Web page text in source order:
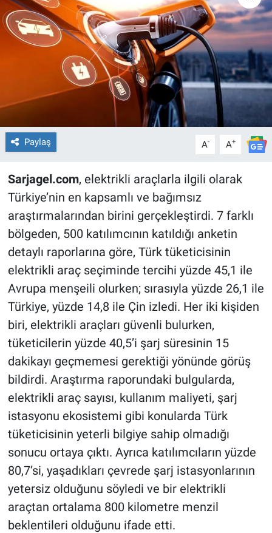
Paylaş A- A+
Sarjagel.com, elektrikli araçlarla ilgili olarak
Türkiye’nin en kapsamlı ve bağımsız
araştırmalarından birini gerçekleştirdi. 7 farklı
bölgeden, 500 katılımcının katıldığı anketin
detaylı raporlarına göre, Türk tüketicisinin
elektrikli araç seçiminde tercihi yüzde 45,1 ile
Avrupa menşeili olurken; sırasıyla yüzde 26,1 ile
Türkiye, yüzde 14,8 ile Çin izledi. Her iki kişiden
biri, elektrikli araçları güvenli bulurken,
tüketicilerin yüzde 40,5’i şarj süresinin 15
dakikayı geçmemesi gerektiği yönünde görüş
bildirdi. Araştırma raporundaki bulgularda,
elektrikli araç sayısı, kullanım maliyeti, şarj
istasyonu ekosistemi gibi konularda Türk
tüketicisinin yeterli bilgiye sahip olmadığı
sonucu ortaya çıktı. Ayrıca katılımcıların yüzde
80,7’si, yaşadıkları çevrede şarj istasyonlarının
yetersiz olduğunu söyledi ve bir elektrikli
araçtan ortalama 800 kilometre menzil
beklentileri olduğunu ifade etti.